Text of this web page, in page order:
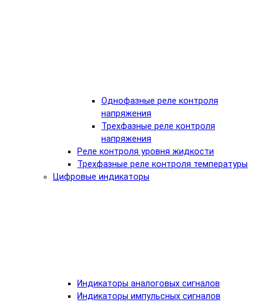
Однофазные реле контроля
напряжения
Трехфазные реле контроля
напряжения
Реле контроля уровня жидкости
Трехфазные реле контроля температуры
Цифровые индикаторы
Индикаторы аналоговых сигналов
Индикаторы импульсных сигналов